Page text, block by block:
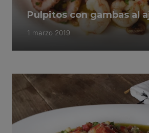
Pulpitos con gambas al
1 marzo 2019